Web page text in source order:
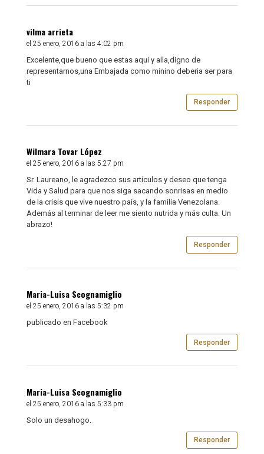
vilma arrieta
el 25 enero, 2016 a las 4:02 pm
Excelente,que bueno que estas aqui y alla,digno de
representarnos,una Embajada como minino deberia ser para
ti
Responder
Wilmara Tovar López
el 25 enero, 2016 a las 5:27 pm
Sr. Laureano, le agradezco sus artículos y deseo que tenga
Vida y Salud para que nos siga sacando sonrisas en medio
de la crisis que vive nuestro país, y la familia Venezolana.
Además al terminar de leer me siento nutrida y más culta. Un
abrazo!
Responder
Maria-Luisa Scognamiglio
el 25 enero, 2016 a las 5:32 pm
publicado en Facebook
Responder
Maria-Luisa Scognamiglio
el 25 enero, 2016 a las 5:33 pm
Solo un desahogo.
Responder